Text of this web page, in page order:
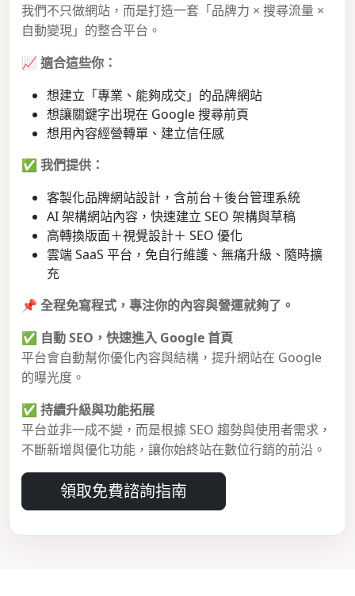
我們不只做網站，而是打造一套「品牌力 × 搜尋流量 ×
自動變現」的整合平台。
📈 適合這些你：
想建立「專業、能夠成交」的品牌網站
想讓關鍵字出現在 Google 搜尋前頁
想用內容經營轉單、建立信任感
✅ 我們提供：
客製化品牌網站設計，含前台＋後台管理系統
AI 架構網站內容，快速建立 SEO 架構與草稿
高轉換版面＋視覺設計＋ SEO 優化
雲端 SaaS 平台，免自行維護、無痛升級、隨時擴
充
📌 全程免寫程式，專注你的內容與營運就夠了。
✅ 自動 SEO，快速進入 Google 首頁
平台會自動幫你優化內容與結構，提升網站在 Google
的曝光度。
✅ 持續升級與功能拓展
平台並非一成不變，而是根據 SEO 趨勢與使用者需求，
不斷新增與優化功能，讓你始終站在數位行銷的前沿。
領取免費諮詢指南